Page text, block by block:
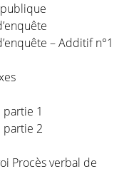
– Additif n°1
partie 1
partie 2
Procès verbal de